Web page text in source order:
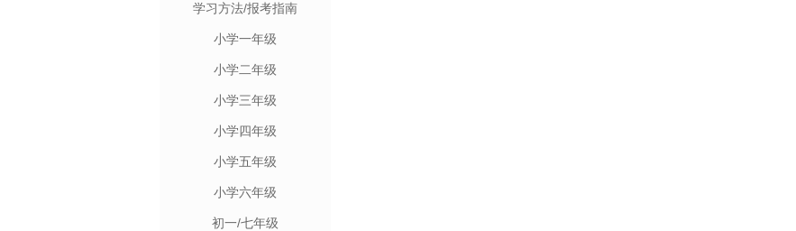
学习方法/报考指南
小学一年级
小学二年级
小学三年级
小学四年级
小学五年级
小学六年级
初一/七年级